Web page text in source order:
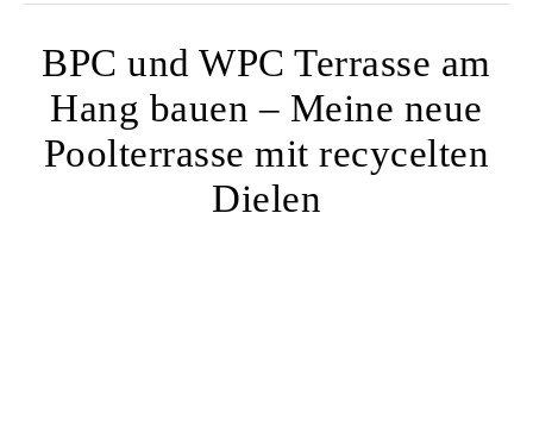
BPC und WPC Terrasse am
Hang bauen – Meine neue
Poolterrasse mit recycelten
Dielen